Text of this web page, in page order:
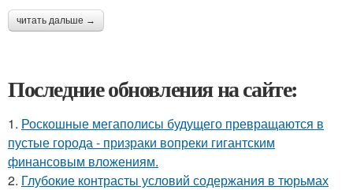
читать дальше →
Последние обновления на сайте:
1. Роскошные мегаполисы будущего превращаются в
пустые города - призраки вопреки гигантским
финансовым вложениям.
2. Глубокие контрасты условий содержания в тюрьмах